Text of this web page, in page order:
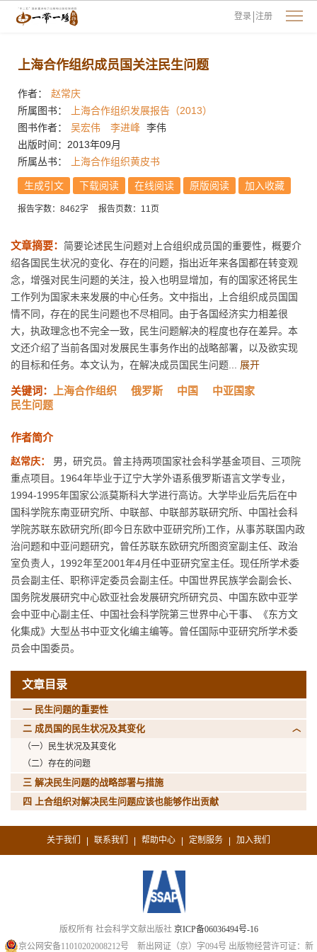
登录 注册
上海合作组织成员国关注民生问题
作者：
赵常庆
所属图书：
上海合作组织发展报告（2013）
图书作者：
吴宏伟 李进峰 李伟
出版时间：2013年09月
所属丛书：
上海合作组织黄皮书
生成引文 下载阅读 在线阅读 原版阅读 加入收藏
报告字数：8462字 报告页数：11页
文章摘要： 简要论述民生问题对上合组织成员国的重要性，概要介
绍各国民生状况的变化、存在的问题，指出近年来各国都在转变观
念，增强对民生问题的关注，投入也明显增加，有的国家还将民生
工作列为国家未来发展的中心任务。文中指出，上合组织成员国国
情不同，存在的民生问题也不尽相同。由于各国经济实力相差很
大，执政理念也不完全一致，民生问题解决的程度也存在差异。本
文还介绍了当前各国对发展民生事务作出的战略部署，以及欲实现
的目标和任务。本文认为，在解决成员国民生问题... 展开
关键词： 上海合作组织 俄罗斯 中国
中亚国家
民生问题
作者简介
赵常庆：
男，研究员。曾主持两项国家社会科学基金项目、三项院
重点项目。1964年毕业于辽宁大学外语系俄罗斯语言文学专业，
1994-1995年国家公派莫斯科大学进行高访。大学毕业后先后在中
国科学院东南亚研究所、中联部、中联部苏联研究所、中国社会科
学院苏联东欧研究所(即今日东欧中亚研究所)工作，从事苏联国内政
治问题和中亚问题研究，曾任苏联东欧研究所图资室副主任、政治
室负责人，1992年至2001年4月任中亚研究室主任。现任所学术委
员会副主任、职称评定委员会副主任。中国世界民族学会副会长、
国务院发展研究中心欧亚社会发展研究所研究员、中国东欧中亚学
会中亚中心副主任、中国社会科学院第三世界中心干事、《东方文
化集成》大型丛书中亚文化编主编等。曾任国际中亚研究所学术委
员会中国委员。
文章目录
一 民生问题的重要性
二 成员国的民生状况及其变化
（一）民生状况及其变化
（二）存在的问题
三 解决民生问题的战略部署与措施
四 上合组织对解决民生问题应该也能够作出贡献
关于我们 | 联系我们 | 帮助中心 | 定制服务 | 加入我们
版权所有 社会科学文献出版社 京ICP备06036494号-16
京公网安备11010202008212号 新出网证（京）字094号 出版物经营许可证：新